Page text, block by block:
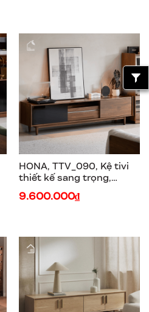
HONA, TTV_090, Kệ tivi
thiết kế sang trọng,
180x40x50cm, Gỗ
plywood phủ Veneer, Nội
9.600.000₫